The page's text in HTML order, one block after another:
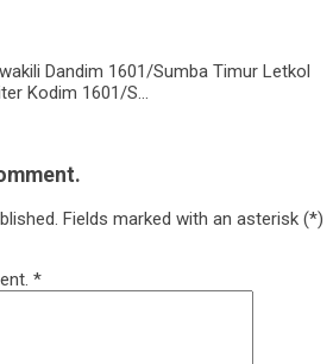
Dandim 1601/Sumba Timur Letkol
Kodim 1601/S...
Fields marked with an asterisk (*)
*